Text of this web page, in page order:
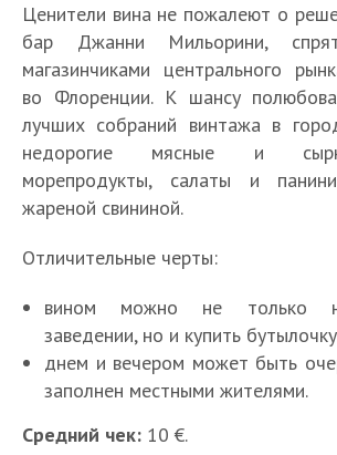
Ценители вина не пожалеют о
бар Джанни Мильорини,
магазинчиками центрального
во Флоренции. К шансу
лучших собраний винтажа в
недорогие мясные и
морепродукты, салаты и
жареной свининой.
Отличительные черты:
вином можно не только
заведении, но и купить
днем и вечером может быть
заполнен местными жителями.
Средний чек: 10 €.